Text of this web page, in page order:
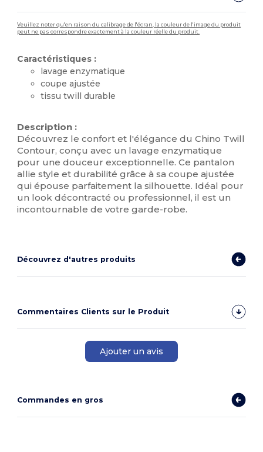
Veuillez noter qu'en raison du calibrage de l'écran, la couleur de l'image du produit
peut ne pas correspondre exactement à la couleur réelle du produit.
Caractéristiques :
lavage enzymatique
coupe ajustée
tissu twill durable
Description :
Découvrez le confort et l'élégance du Chino Twill
Contour, conçu avec un lavage enzymatique
pour une douceur exceptionnelle. Ce pantalon
allie style et durabilité grâce à sa coupe ajustée
qui épouse parfaitement la silhouette. Idéal pour
un look décontracté ou professionnel, il est un
incontournable de votre garde-robe.
Découvrez d'autres produits
Commentaires Clients sur le Produit
Ajouter un avis
Commandes en gros